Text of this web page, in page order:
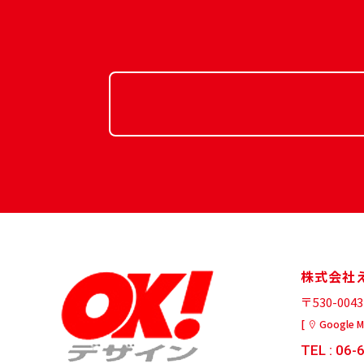
株式会社
〒530-
[ Google
TEL : 06-